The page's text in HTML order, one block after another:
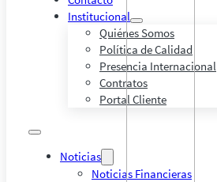
Institucional
Quiénes Somos
Política de Calidad
Presencia Internacional
Contratos
Portal Cliente
Noticias
Noticias Financieras